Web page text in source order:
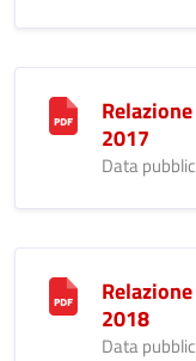
2017
Data
2018
Data